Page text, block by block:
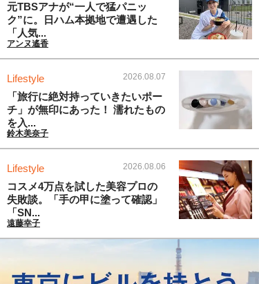
元TBSアナが“一人で猛パニッ
ク”に。日ハム本拠地で遭遇した
「人気...
アンヌ遙香
Lifestyle 2026.08.07
「旅行に絶対持っていきたいポー
チ」が無印にあった！ 濡れたもの
を入...
鈴木美奈子
Lifestyle 2026.08.06
コスメ4万点を試した美容プロの
失敗談。「手の甲に塗って確認」
「SN...
遠藤幸子